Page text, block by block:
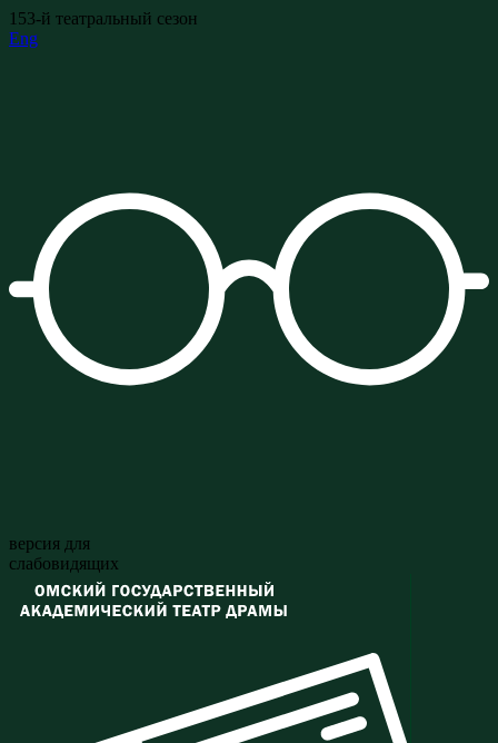
153-й театральный сезон
Eng
версия для
слабовидящих